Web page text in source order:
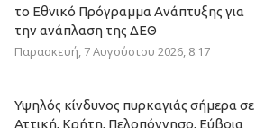
το Εθνικό Πρόγραμμα Ανάπτυξης για
την ανάπλαση της ΔΕΘ
Παρασκευή, 7 Αυγούστου 2026, 8:17
Υψηλός κίνδυνος πυρκαγιάς σήμερα σε
Αττική, Κρήτη, Πελοπόννησο, Εύβοια